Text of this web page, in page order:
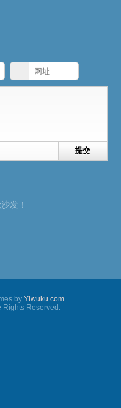
发！
by Yiwuku.com
Rights Reserved.